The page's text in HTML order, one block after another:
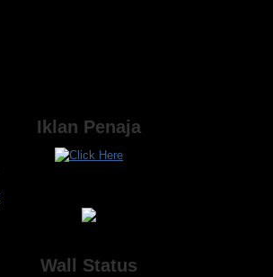
Iklan Penaja
Wall Status